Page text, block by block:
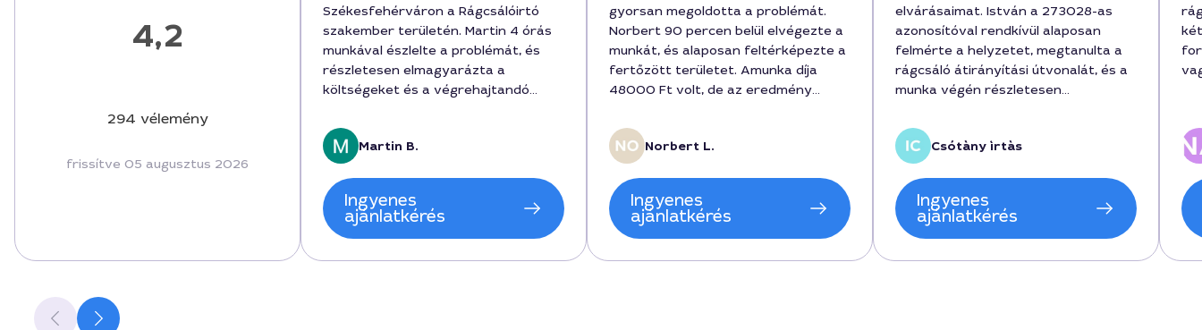
4,2
294 vélemény
frissítve 05 augusztus 2026
Székesfehérváron a Rágcsálóirtó
szakember területén. Martin 4 órás
munkával észlelte a problémát, és
részletesen elmagyarázta a
költségeket és a végrehajtandó
hétig volt kontroll, amelyet
ingyenesnek ígért, a végeredmény
pedig 100%-ban kielégítő. A teljes díj
58000 forint volt, és a szolgáltatás
tartós megoldást nyújtott.
Martin B.
Ingyenes
ajánlatkérés
gyorsan megoldotta a problémát.
Norbert 90 percen belül elvégezte a
munkát, és alaposan feltérképezte a
fertőzött területet. Amunka díja
48000 Ft volt, de az eredmény
hatékony módszert és a fenntartási
tanácsokat is a jövőre nézve.
Norbert L.
Ingyenes
ajánlatkérés
elvárásaimat. István a 273028-as
azonosítóval rendkívül alaposan
felmérte a helyzetet, megtanulta a
rágcsáló átirányítási útvonalát, és a
munka végén részletesen
A becsült munkaidő 2 óra volt, a díj
45000 forint, de a végeredmény
tiszta és tartós lett. Nagyon
elégedett vagyok a gyors
reagálással és a professzionális
hozzáállással.
Csótàny ìrtàs
Ingyenes
ajánlatkérés